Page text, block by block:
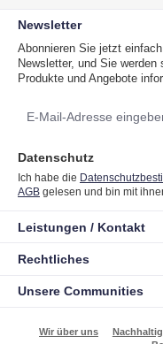
Newsletter
Abonnieren Sie jetzt
Newsletter, und Sie
Produkte und Angebote
Mail-
Datenschutz
Ich habe die
AGB gelesen und bin mit
Unsere Communities
Leistungen / Kontakt
Rechtliches
Wir über uns